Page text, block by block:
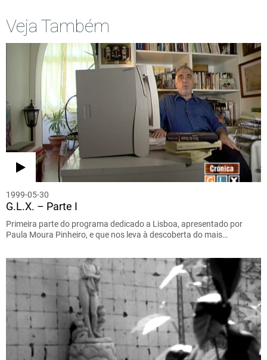
Veja Também
1999-05-30
G.L.X. – Parte I
Primeira parte do programa dedicado a Lisboa, apresentado por
Paula Moura Pinheiro, e que nos leva à descoberta do mais…